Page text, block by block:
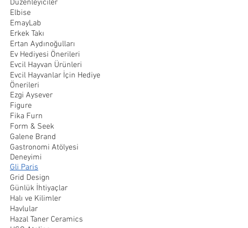
Düzenleyiciler
Elbise
EmayLab
Erkek Takı
Ertan Aydınoğulları
Ev Hediyesi Önerileri
Evcil Hayvan Ürünleri
Evcil Hayvanlar İçin Hediye
Önerileri
Ezgi Aysever
Figure
Fika Furn
Form & Seek
Galene Brand
Gastronomi Atölyesi
Deneyimi
Gli Paris
Grid Design
Günlük İhtiyaçlar
Halı ve Kilimler
Havlular
Hazal Taner Ceramics